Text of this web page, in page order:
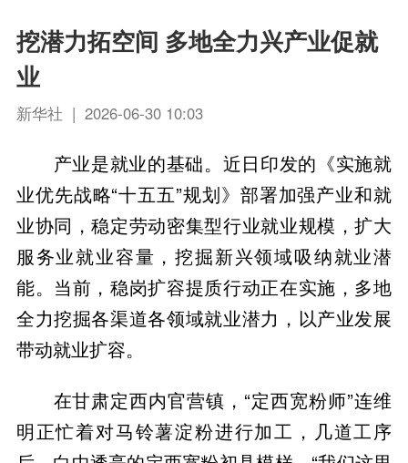
挖潜力拓空间 多地全力兴产业促就
业
新华社 | 2026-06-30 10:03
产业是就业的基础。近日印发的《实施就
业优先战略“十五五”规划》部署加强产业和就
业协同，稳定劳动密集型行业就业规模，扩大
服务业就业容量，挖掘新兴领域吸纳就业潜
能。当前，稳岗扩容提质行动正在实施，多地
全力挖掘各渠道各领域就业潜力，以产业发展
带动就业扩容。
在甘肃定西内官营镇，“定西宽粉师”连维
明正忙着对马铃薯淀粉进行加工，几道工序